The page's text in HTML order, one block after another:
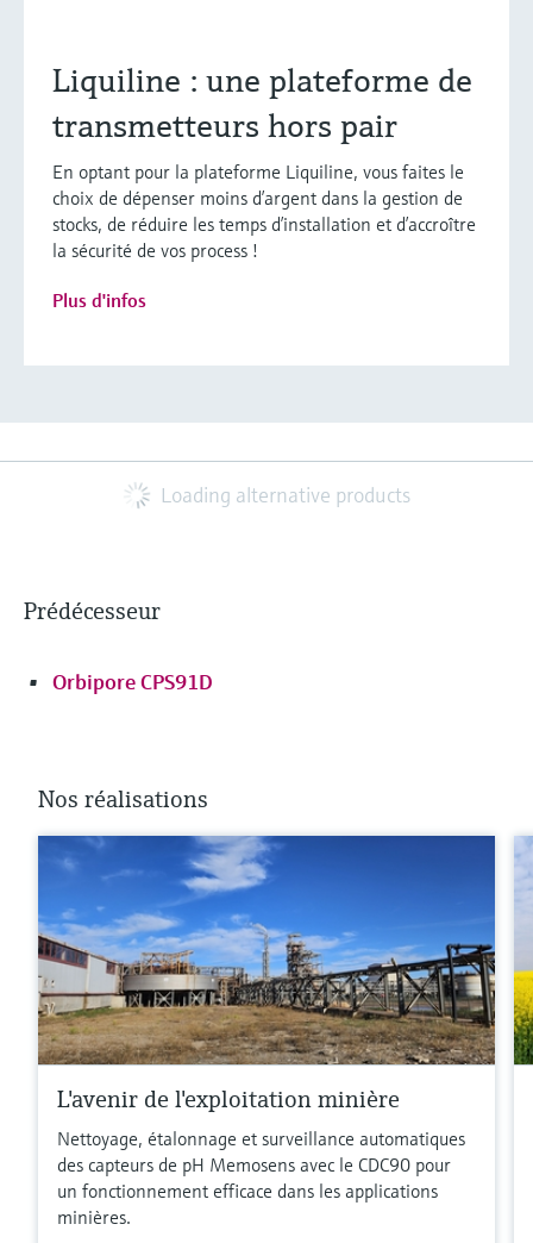
Liquiline : une plateforme de
transmetteurs hors pair
En optant pour la plateforme Liquiline, vous faites le
choix de dépenser moins d’argent dans la gestion de
stocks, de réduire les temps d’installation et d’accroître
la sécurité de vos process !
Plus d'infos
Loading alternative products
Prédécesseur
Orbipore CPS91D
Nos réalisations
L'avenir de l'exploitation minière
Nettoyage, étalonnage et surveillance automatiques
des capteurs de pH Memosens avec le CDC90 pour
un fonctionnement efficace dans les applications
minières.